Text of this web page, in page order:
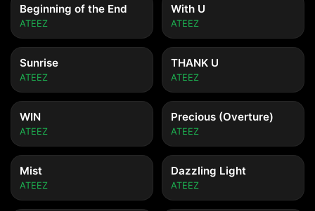
Beginning of the End
ATEEZ
With U
ATEEZ
Sunrise
ATEEZ
THANK U
ATEEZ
WIN
ATEEZ
Precious (Overture)
ATEEZ
Mist
ATEEZ
Dazzling Light
ATEEZ